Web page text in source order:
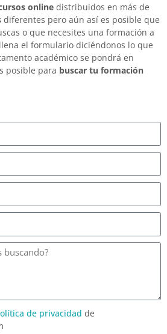
online distribuidos en más de
diferentes pero aún así es posible que
o que necesites una formación a
el formulario diciéndonos lo que
académico se pondrá en
posible para buscar tu formación
de privacidad de